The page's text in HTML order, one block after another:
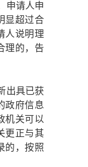
申请人申
显超过合
人说明理
理的，告
出具已获
政府信息
机关可以
更正与其
的，按照